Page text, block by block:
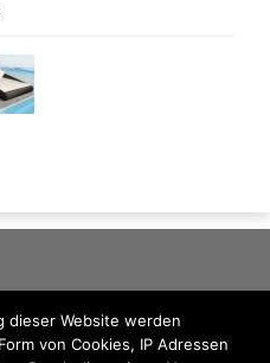
dieser Website werden
von Cookies, IP Adressen